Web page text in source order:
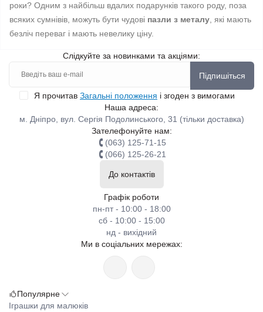
роки? Одним з найбільш вдалих подарунків такого роду, поза
всяких сумнівів, можуть бути чудові пазли з металу , які мають
безліч переваг і мають невелику ціну.
Слідкуйте за новинками та акціями:
Підпишіться
Я прочитав Загальні положення і згоден з вимогами
Наша адреса:
м. Дніпро, вул. Сергія Подолинського, 31 (тільки доставка)
Зателефонуйте нам:
(063) 125-71-15
(066) 125-26-21
До контактів
Графік роботи
пн-пт - 10:00 - 18:00
сб - 10:00 - 15:00
нд - вихідний
Ми в соціальних мережах:
Популярне
Іграшки для малюків